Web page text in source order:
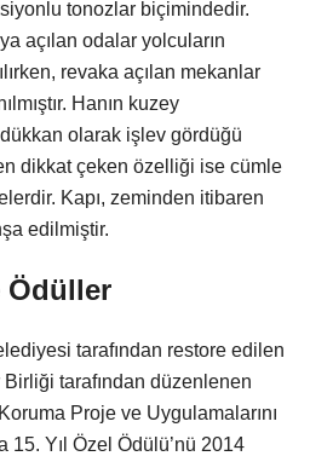
tonozlar biçimindedir.
açılan odalar yolcuların
revaka açılan mekanlar
Hanın kuzey
olarak işlev gördüğü
dikkat çeken özelliği ise cümle
Kapı, zeminden itibaren
edilmiştir.
Ödüller
tarafından restore edilen
tarafından düzenlenen
Proje ve Uygulamalarını
15. Yıl Özel Ödülü’nü 2014